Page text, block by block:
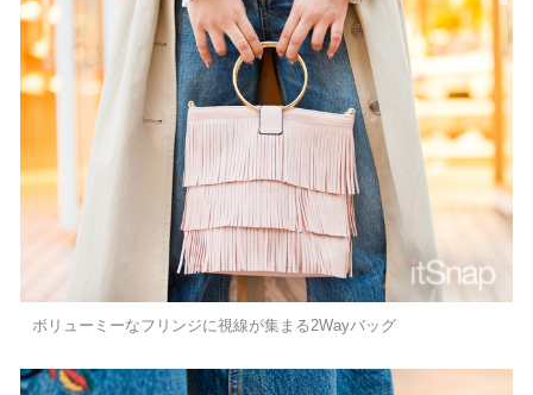
ボリューミーなフリンジに視線が集まる2Wayバッグ